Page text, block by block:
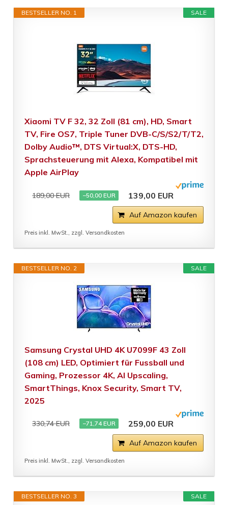
SALE
BESTSELLER NO. 1
Xiaomi TV F 32, 32 Zoll (81 cm), HD, Smart
TV, Fire OS7, Triple Tuner DVB-C/S/S2/T/T2,
Dolby Audio™, DTS Virtual:X, DTS-HD,
Sprachsteuerung mit Alexa, Kompatibel mit
Apple AirPlay
189,00 EUR −50,00 EUR 139,00 EUR
Auf Amazon kaufen
Preis inkl. MwSt., zzgl. Versandkosten
SALE
BESTSELLER NO. 2
Samsung Crystal UHD 4K U7099F 43 Zoll
(108 cm) LED, Optimiert für Fussball und
Gaming, Prozessor 4K, AI Upscaling,
SmartThings, Knox Security, Smart TV,
2025
330,74 EUR −71,74 EUR 259,00 EUR
Auf Amazon kaufen
Preis inkl. MwSt., zzgl. Versandkosten
SALE
BESTSELLER NO. 3